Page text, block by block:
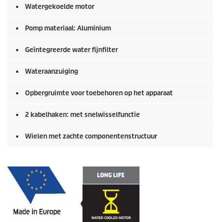
Watergekoelde motor
Pomp materiaal: Aluminium
Geïntegreerde water fijnfilter
Wateraanzuiging
Opbergruimte voor toebehoren op het apparaat
2 kabelhaken: met snelwisselfunctie
Wielen met zachte componentenstructuur